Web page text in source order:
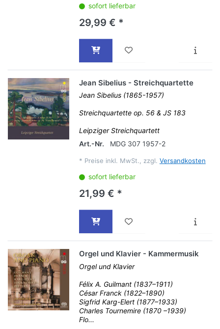
sofort lieferbar
29,99 € *
Jean Sibelius - Streichquartette
Jean Sibelius (1865-1957)
Streichquartette op. 56 & JS 183
Leipziger Streichquartett
Art.-Nr.
MDG 307 1957-2
* Preise inkl. MwSt., zzgl. Versandkosten
sofort lieferbar
21,99 € *
Orgel und Klavier - Kammermusik
Orgel und Klavier
Félix A. Guilmant (1837–1911)
César Franck (1822–1890)
Sigfrid Karg-Elert (1877–1933)
Charles Tournemire (1870 –1939)
Flo...